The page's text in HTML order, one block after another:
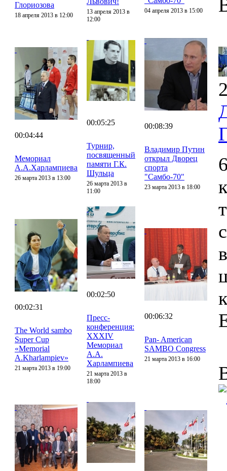
Глориозова
18 апреля 2013 в 12:00
13 апреля 2013 в
12:00
04 апреля 2013 в 15:00
00:04:44
Мемориал
А.А.Харлампиева
26 марта 2013 в 13:00
00:05:25
Турнир,
посвященный
памяти Г.К.
Шульца
26 марта 2013 в
11:00
00:08:39
Владимир Путин
открыл Дворец
спорта
"Самбо-70"
23 марта 2013 в 18:00
00:02:31
The World sambo
Super Cup
«Memorial
A.Kharlampiev»
21 марта 2013 в 19:00
00:02:50
Пресс-
конференция:
XXXIV
Мемориал
А.А.
Харлампиева
21 марта 2013 в
18:00
00:06:32
Pan- American
SAMBO Congress
21 марта 2013 в 16:00